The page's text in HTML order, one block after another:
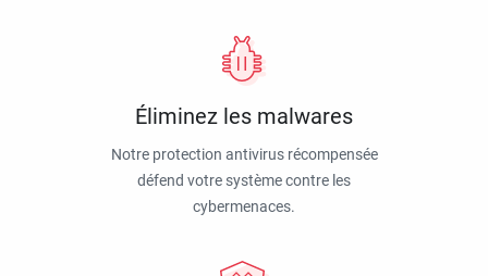
Éliminez les malwares
Notre protection antivirus récompensée
défend votre système contre les
cybermenaces.